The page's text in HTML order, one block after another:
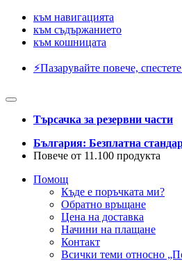
към навигацията
към съдържанието
към кошницата
⚡️Пазарувайте повече,
Търсачка за резервни части
България: Безплатна
Повече от 11.100 продукта
Помощ
Къде е поръчката ми?
Обратно връщане
Цена на доставка
Начини на плащане
Контакт
Всички теми относно